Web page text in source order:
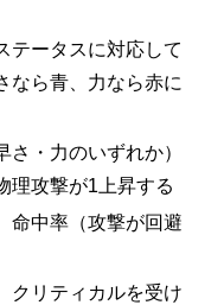
テータスに対応して
なら青、力なら赤に
さ・力のいずれか）
理攻撃が1上昇する
命中率（攻撃が回避
クリティカルを受け